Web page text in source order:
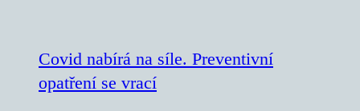
Covid nabírá na síle. Preventivní
opatření se vrací